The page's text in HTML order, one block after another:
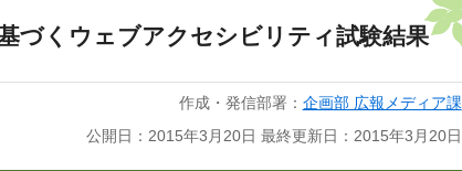
づくウェブアクセシビリティ試験結果
作成・発信部署： 企画部 広報メディア課
公開日：2015年3月20日 最終更新日：2015年3月20日